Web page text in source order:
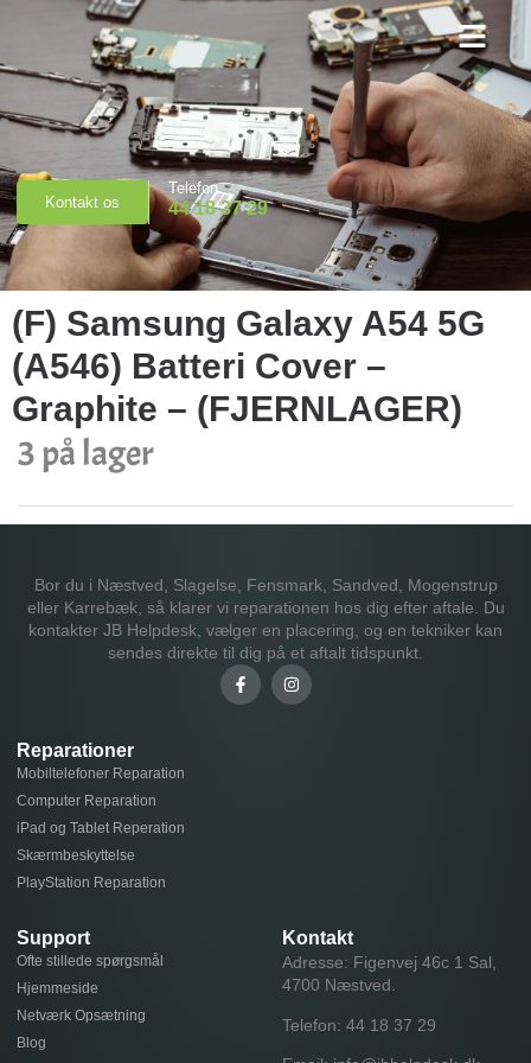
Kontakt os
Telefon
44 18 37 29
(F) Samsung Galaxy A54 5G
(A546) Batteri Cover –
Graphite – (FJERNLAGER)
3 på lager
Bor du i Næstved, Slagelse, Fensmark, Sandved, Mogenstrup
eller Karrebæk, så klarer vi reparationen hos dig efter aftale. Du
kontakter JB Helpdesk, vælger en placering, og en tekniker kan
sendes direkte til dig på et aftalt tidspunkt.
Reparationer
Mobiltelefoner Reparation
Computer Reparation
iPad og Tablet Reperation
Skærmbeskyttelse
PlayStation Reparation
Support
Ofte stillede spørgsmål
Hjemmeside
Netværk Opsætning
Blog
Kontakt
Adresse: Figenvej 46c 1 Sal,
4700 Næstved.
Telefon: 44 18 37 29